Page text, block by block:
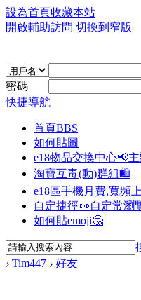
設為首頁收藏本站
開啟輔助訪問 切換到窄版
密碼
快捷導航
首頁BBS
如何貼圖
e18物品交換中心📢
淘寶互毒(動)群組🛍️
e18區手機月費,寬頻
自定捷徑👀自定常瀏
如何貼emoji🤔
› Tim447 › 好友